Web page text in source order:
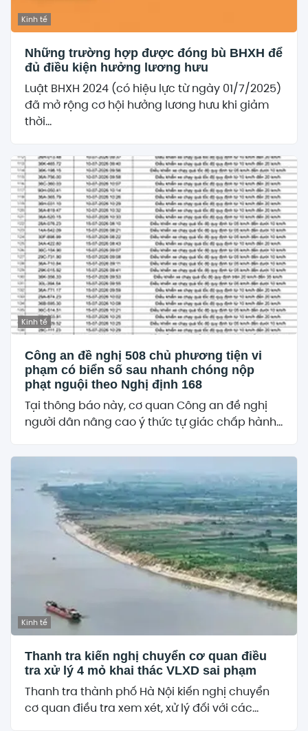
Kinh tế
Những trường hợp được đóng bù BHXH để
đủ điều kiện hưởng lương hưu
Luật BHXH 2024 (có hiệu lực từ ngày 01/7/2025)
đã mở rộng cơ hội hưởng lương hưu khi giảm
thời...
Kinh tế
Công an đề nghị 508 chủ phương tiện vi
phạm có biển số sau nhanh chóng nộp
phạt nguội theo Nghị định 168
Tại thông báo này, cơ quan Công an đề nghị
người dân nâng cao ý thức tự giác chấp hành...
Kinh tế
Thanh tra kiến nghị chuyển cơ quan điều
tra xử lý 4 mỏ khai thác VLXD sai phạm
Thanh tra thành phố Hà Nội kiến nghị chuyển
cơ quan điều tra xem xét, xử lý đối với các...